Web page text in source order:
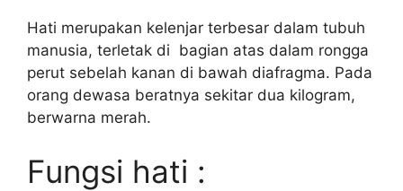
Hati merupakan kelenjar terbesar dalam tubuh
manusia, terletak di bagian atas dalam rongga
perut sebelah kanan di bawah diafragma. Pada
orang dewasa beratnya sekitar dua kilogram,
berwarna merah.
Fungsi hati :